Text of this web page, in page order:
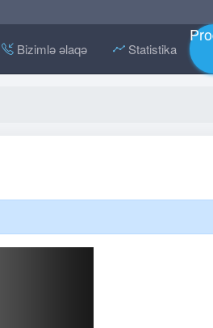
Bizimlə əlaqə Statistika